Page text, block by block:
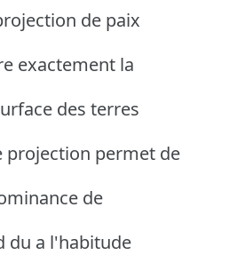
de paix
exactement la
des terres
projection permet de
de
du a l'habitude